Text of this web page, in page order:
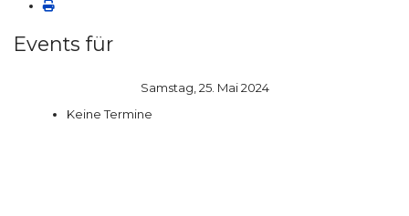
Events für
Samstag, 25. Mai 2024
Keine Termine